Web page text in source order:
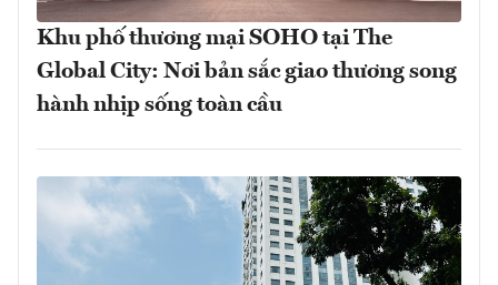
Khu phố thương mại SOHO tại The
Global City: Nơi bản sắc giao thương song
hành nhịp sống toàn cầu